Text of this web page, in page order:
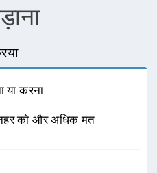
या करना
को और अधिक मत